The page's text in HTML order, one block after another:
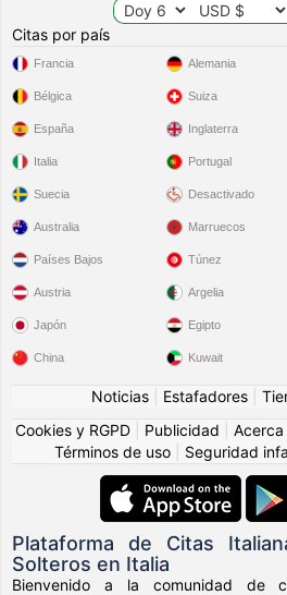
Citas por país
Francia
Bélgica
España
Italia
Suecia
Alemania
Suiza
Inglaterra
Portugal
Desactivado
Australia
Países Bajos
Austria
Japón
China
Marruecos
Túnez
Argelia
Egipto
Kuwait
Noticias Estafadores
Cookies y RGPD
Publicidad
Términos de uso
Seguridad
Plataforma de Citas
Solteros en Italia
Bienvenido a la comunidad de